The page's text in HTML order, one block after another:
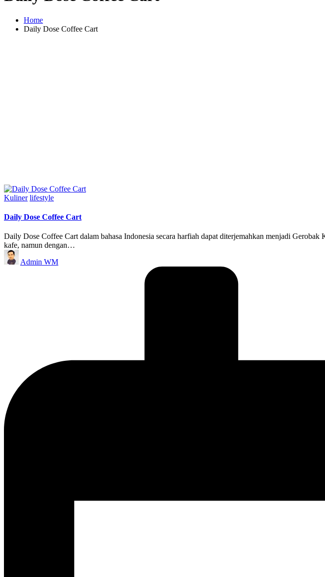
Home
Daily Dose Coffee Cart
Posted
Kuliner lifestyle
Daily Dose Coffee Cart
Daily Dose Coffee Cart dalam bahasa Indonesia secara harfiah dapat diterjemahkan menjadi
kafe, namun dengan…
Posted
by
Admin WM